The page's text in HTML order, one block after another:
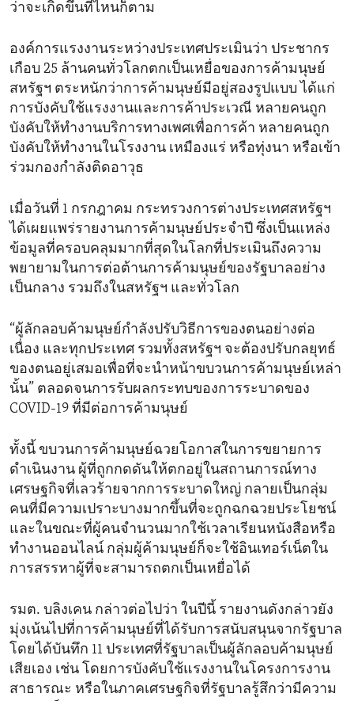
ว่าจะเกิดขึ้นที่ไหนก็ตาม
องค์การแรงงานระหว่างประเทศประเมินว่า ประชากร
เกือบ 25 ล้านคนทั่วโลกตกเป็นเหยื่อของการค้ามนุษย์
สหรัฐฯ ตระหนักว่าการค้ามนุษย์มีอยู่สองรูปแบบ ได้แก่
การบังคับใช้แรงงานและการค้าประเวณี หลายคนถูก
บังคับให้ทำงานบริการทางเพศเพื่อการค้า หลายคนถูก
บังคับให้ทำงานในโรงงาน เหมืองแร่ หรือทุ่งนา หรือเข้า
ร่วมกองกำลังติดอาวุธ
เมื่อวันที่ 1 กรกฎาคม กระทรวงการต่างประเทศสหรัฐฯ
ได้เผยแพร่รายงานการค้ามนุษย์ประจำปี ซึ่งเป็นแหล่ง
ข้อมูลที่ครอบคลุมมากที่สุดในโลกที่ประเมินถึงความ
พยายามในการต่อต้านการค้ามนุษย์ของรัฐบาลอย่าง
เป็นกลาง รวมถึงในสหรัฐฯ และทั่วโลก
“ผู้ลักลอบค้ามนุษย์กำลังปรับวิธีการของตนอย่างต่อ
เนื่อง และทุกประเทศ รวมทั้งสหรัฐฯ จะต้องปรับกลยุทธ์
ของตนอยู่เสมอเพื่อที่จะนำหน้าขบวนการค้ามนุษย์เหล่า
นั้น” ตลอดจนการรับผลกระทบของการระบาดของ
COVID-19 ที่มีต่อการค้ามนุษย์
ทั้งนี้ ขบวนการค้ามนุษย์ฉวยโอกาสในการขยายการ
ดำเนินงาน ผู้ที่ถูกกดดันให้ตกอยู่ในสถานการณ์ทาง
เศรษฐกิจที่เลวร้ายจากการระบาดใหญ่ กลายเป็นกลุ่ม
คนที่มีความเปราะบางมากขึ้นที่จะถูกฉกฉวยประโยชน์
และในขณะที่ผู้คนจำนวนมากใช้เวลาเรียนหนังสือหรือ
ทำงานออนไลน์ กลุ่มผู้ค้ามนุษย์ก็จะใช้อินเทอร์เน็ตใน
การสรรหาผู้ที่จะสามารถตกเป็นเหยื่อได้
รมต. บลิงเคน กล่าวต่อไปว่า ในปีนี้ รายงานดังกล่าวยัง
มุ่งเน้นไปที่การค้ามนุษย์ที่ได้รับการสนับสนุนจากรัฐบาล
โดยได้บันทึก 11 ประเทศที่รัฐบาลเป็นผู้ลักลอบค้ามนุษย์
เสียเอง เช่น โดยการบังคับใช้แรงงานในโครงการงาน
สาธารณะ หรือในภาคเศรษฐกิจที่รัฐบาลรู้สึกว่ามีความ